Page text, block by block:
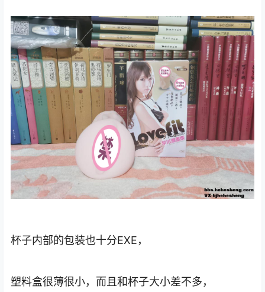
杯子内部的包装也十分EXE，
塑料盒很薄很小，而且和杯子大小差不多，